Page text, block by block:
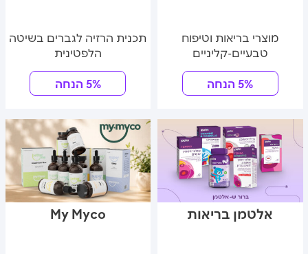
תכנית הרזיה לגברים בשיטה
הלפטינית
5% הנחה
מוצרי בריאות וטיפוח
טבעיים-קליניים
5% הנחה
My Myco אלטמן בריאות